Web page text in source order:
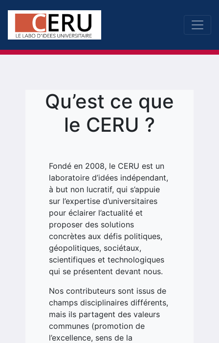
Qu’est ce que
le CERU ?
Fondé en 2008, le CERU est un
laboratoire d’idées indépendant,
à but non lucratif, qui s’appuie
sur l’expertise d’universitaires
pour éclairer l’actualité et
proposer des solutions
concrètes aux défis politiques,
géopolitiques, sociétaux,
scientifiques et technologiques
qui se présentent devant nous.
Nos contributeurs sont issus de
champs disciplinaires différents,
mais ils partagent des valeurs
communes (promotion de
l’excellence, sens de la